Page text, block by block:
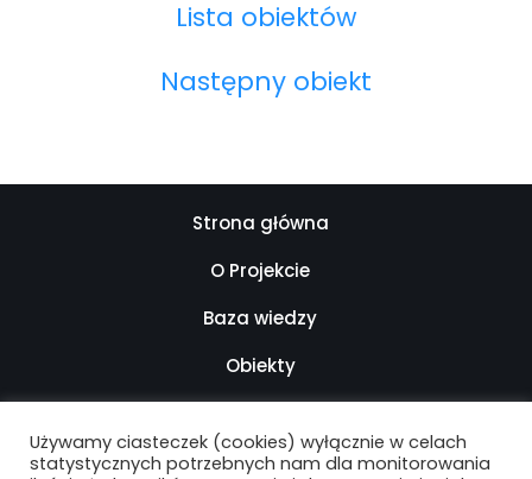
Lista obiektów
Następny obiekt
Strona główna
O Projekcie
Baza wiedzy
Obiekty
Mapa strony
Używamy ciasteczek (cookies) wyłącznie w celach
statystycznych potrzebnych nam dla monitorowania